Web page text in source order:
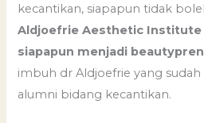
kecantikan, siapapun tidak
Aldjoefrie Aesthetic Institute
siapapun menjadi
imbuh dr Aldjoefrie yang
alumni bidang kecantikan.